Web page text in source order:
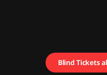
Blind Tickets